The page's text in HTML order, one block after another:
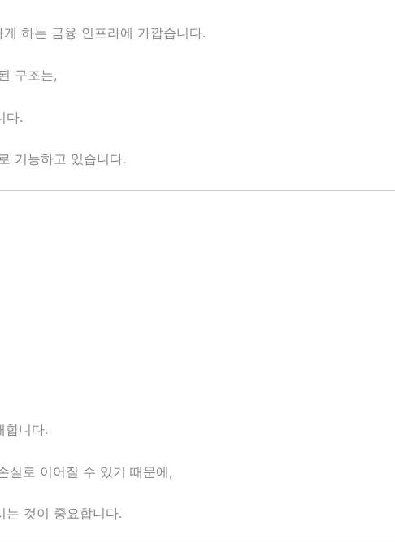
하는 금융 인프라에 가깝습니다.
구조는,
다.
기능하고 있습니다.
합니다.
실로 이어질 수 있기 때문에,
는 것이 중요합니다.